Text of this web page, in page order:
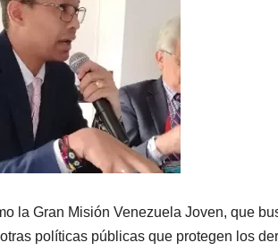
la Gran Misión Venezuela Joven, que
políticas públicas que protegen los